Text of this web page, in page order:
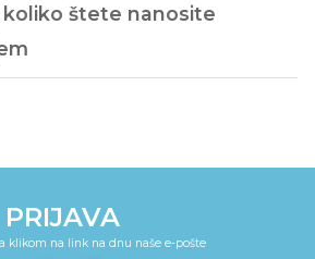
koliko štete nanosite
PRIJAVA
klikom na link na dnu naše e-pošte